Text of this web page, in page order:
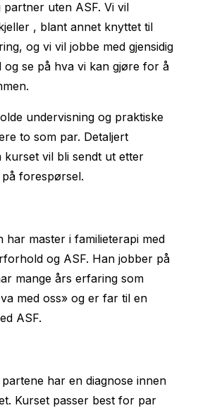
uten ASF. Vi vil
, blant annet knyttet til
og vi vil jobbe med gjensidig
og se på hva vi kan gjøre for å
undervisning og praktiske
to som par. Detaljert
kurset vil bli sendt ut etter
forespørsel.
har master i familieterapi med
og ASF. Han jobber på
mange års erfaring som
med oss» og er far til en
ASF.
har en diagnose innen
Kurset passer best for par